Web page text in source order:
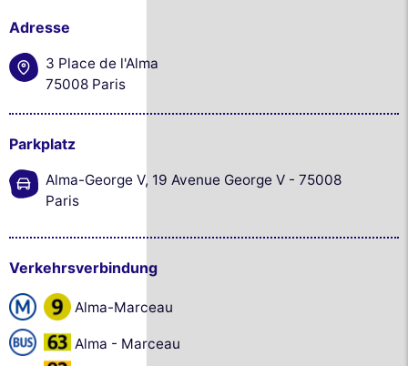
Adresse
3 Place de l'Alma
75008 Paris
Parkplatz
Alma-George V, 19 Avenue George V - 75008
Paris
Verkehrsverbindung
Alma-Marceau
Alma - Marceau